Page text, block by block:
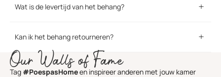
Wat is de levertijd van het behang?
Kan ik het behang retourneren?
Our Walls of Fame
Tag #PoespasHomeen inspireer anderen met jouw kamer